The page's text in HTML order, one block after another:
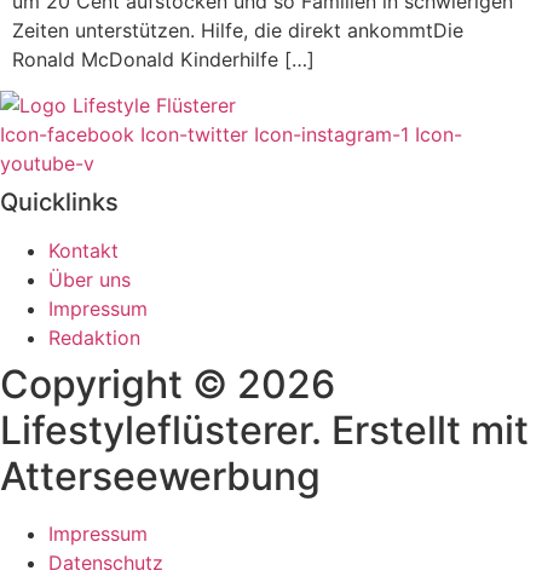
Zeiten unterstützen. Hilfe, die direkt ankommtDie
Ronald McDonald Kinderhilfe […]
Icon-facebook Icon-twitter Icon-instagram-1 Icon-
youtube-v
Quicklinks
Kontakt
Über uns
Impressum
Redaktion
Copyright © 2026
Lifestyleflüsterer. Erstellt mit
Atterseewerbung
Impressum
Datenschutz